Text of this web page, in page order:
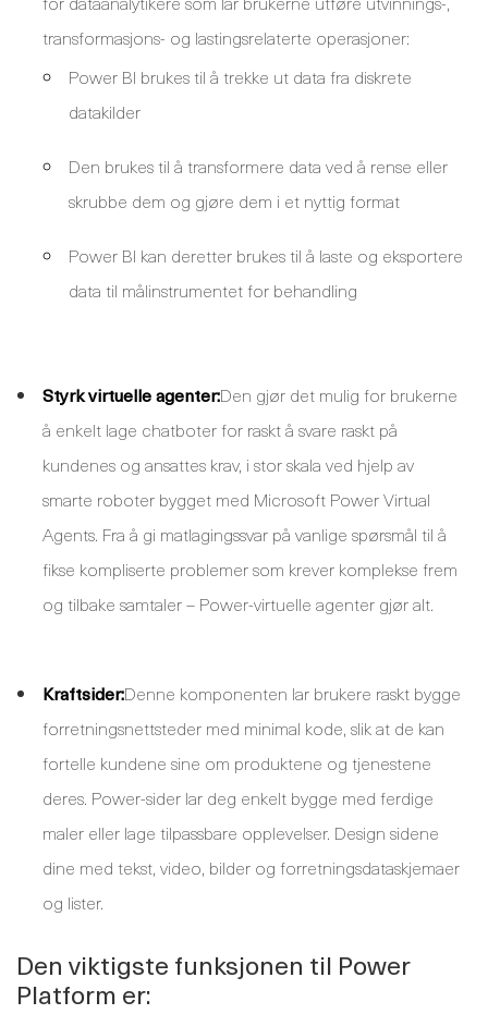
transformasjons- og lastingsrelaterte operasjoner:
Power BI brukes til å trekke ut data fra diskrete
datakilder
Den brukes til å transformere data ved å rense eller
skrubbe dem og gjøre dem i et nyttig format
Power BI kan deretter brukes til å laste og eksportere
data til målinstrumentet for behandling
Styrk virtuelle agenter:Den gjør det mulig for brukerne
å enkelt lage chatboter for raskt å svare raskt på
kundenes og ansattes krav, i stor skala ved hjelp av
smarte roboter bygget med Microsoft Power Virtual
Agents. Fra å gi matlagingssvar på vanlige spørsmål til å
fikse kompliserte problemer som krever komplekse frem
og tilbake samtaler – Power-virtuelle agenter gjør alt.
Kraftsider:Denne komponenten lar brukere raskt bygge
forretningsnettsteder med minimal kode, slik at de kan
fortelle kundene sine om produktene og tjenestene
deres. Power-sider lar deg enkelt bygge med ferdige
maler eller lage tilpassbare opplevelser. Design sidene
dine med tekst, video, bilder og forretningsdataskjemaer
og lister.
Den viktigste funksjonen til Power
Platform er: